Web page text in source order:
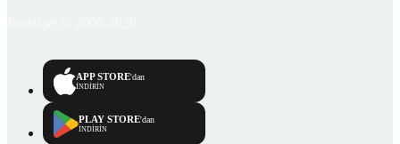
APP STORE'dan
İNDİRİN
PLAY STORE'dan
İNDİRİN